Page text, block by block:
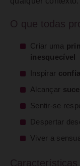
O que todas
Criar uma
inesquecível
Inspirar
Alcançar
Sentir-se
Despertar
Viver a
Características